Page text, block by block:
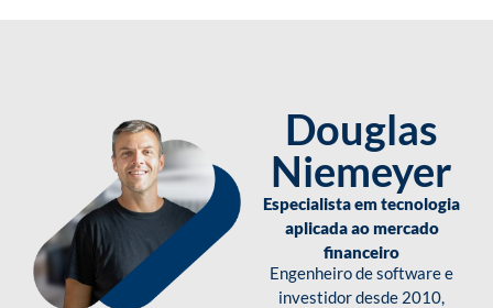
Douglas
Niemeyer
Especialista em tecnologia
aplicada ao mercado
financeiro
Engenheiro de software e
investidor desde 2010,